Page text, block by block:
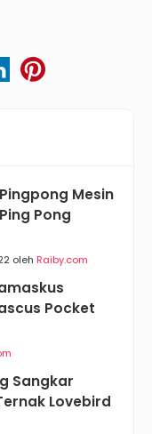
Mesin
Pong
oleh Raiby.com
Pocket
Sangkar
Lovebird